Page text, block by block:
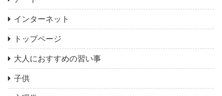
インターネット
トップページ
大人におすすめの習い事
子供